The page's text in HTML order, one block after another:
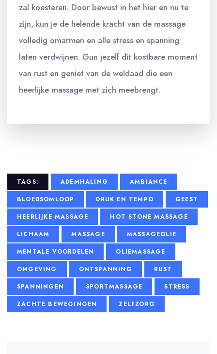
zal koesteren. Door bewust in het hier en nu te
zijn, kun je de helende kracht van de massage
volledig omarmen en alle stress en spanning
laten verdwijnen. Gun jezelf dit kostbare moment
van rust en geniet van de weldaad die een
heerlijke massage met zich meebrengt.
TAGS: ADEMHALING
AMBIANCE
BLOEDSOMLOOP
DRUK EN TEMPO
GEEST
HEERLIJKE MASSAGE
HOT STONE MASSAGE
LICHAAM
MASSAGE
MASSAGEOLIE
MENTALE VOORDELEN
OLIEMASSAGE
OMGEVING
ONTSPANNING
RUST
SPANNINGEN
SPORTMASSAGE
STRESS
ZACHTE BEWEGINGEN
ZELFZORG